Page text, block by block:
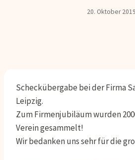
20. Oktober 2019
Scheckübergabe bei der Firma
Leipzig.
Zum Firmenjubiläum wurden
Verein gesammelt!
Wir bedanken uns sehr für die